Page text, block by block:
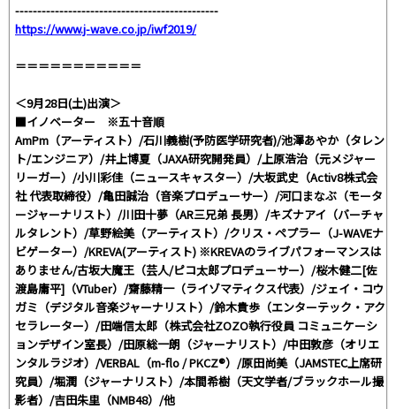
----------------------------------------------
https://www.j-wave.co.jp/iwf2019/
＝＝＝＝＝＝＝＝＝＝＝
＜9月28日(土)出演＞
■イノベーター ※五十音順
AmPm（アーティスト）/石川義樹(予防医学研究者)/池澤あやか（タレン
ト/エンジニア）/井上博夏（JAXA研究開発員）/上原浩治（元メジャー
リーガー）/小川彩佳（ニュースキャスター）/大坂武史（Activ8株式会
社 代表取締役）/亀田誠治（音楽プロデューサー）/河口まなぶ（モータ
ージャーナリスト）/川田十夢（AR三兄弟 長男）/キズナアイ（バーチャ
ルタレント）/草野絵美（アーティスト）/クリス・ペプラー（J-WAVEナ
ビゲーター）/KREVA(アーティスト) ※KREVAのライブパフォーマンスは
ありません/古坂大魔王（芸人/ピコ太郎プロデューサー）/桜木健二[佐
渡島庸平]（VTuber）/齋藤精一（ライゾマティクス代表）/ジェイ・コウ
ガミ（デジタル音楽ジャーナリスト）/鈴木貴歩（エンターテック・アク
セラレーター）/田端信太郎（株式会社ZOZO執行役員 コミュニケーシ
ョンデザイン室長）/田原総一朗（ジャーナリスト）/中田敦彦（オリエ
ンタルラジオ）/VERBAL（m-flo / PKCZ®）/原田尚美（JAMSTEC上席研
究員）/堀潤（ジャーナリスト）/本間希樹（天文学者/ブラックホール撮
影者）/吉田朱里（NMB48）/他